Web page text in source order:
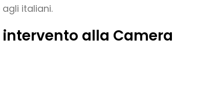
italiani.
alla Camera